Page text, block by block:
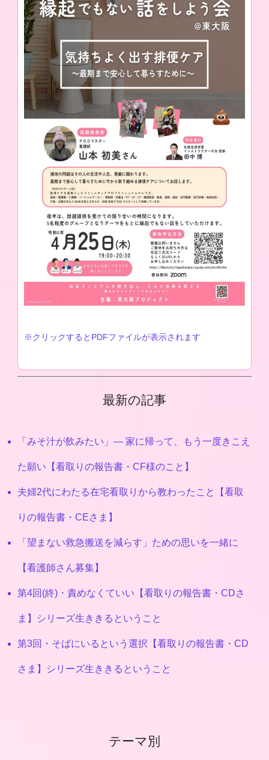
※クリックするとPDFファイルが表示されます
最新の記事
「みそ汁が飲みたい」― 家に帰って、もう一度きこえ
た願い【看取りの報告書・CF様のこと】
夫婦2代にわたる在宅看取りから教わったこと【看取
りの報告書・CEさま】
「望まない救急搬送を減らす」ための思いを一緒に
【看護師さん募集】
第4回(終)・責めなくていい【看取りの報告書・CDさ
ま】シリーズ生ききるということ
第3回・そばにいるという選択【看取りの報告書・CD
さま】シリーズ生ききるということ
テーマ別